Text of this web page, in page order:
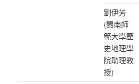
劉伊芳
(閩南師
範大學歷
史地理學
院助理教
授)